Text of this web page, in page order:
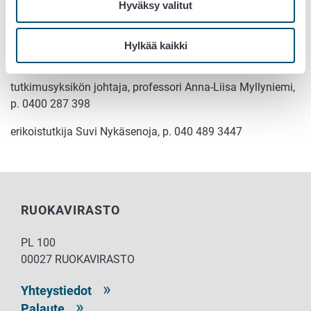
Hyväksy valitut
Hylkää kaikki
Usein kysyttyä ESBL:stä(Ruokavirasto)
tutkimusyksikön johtaja, professori Anna-Liisa Myllyniemi,
p. 0400 287 398
erikoistutkija Suvi Nykäsenoja, p. 040 489 3447
RUOKAVIRASTO
PL 100
00027 RUOKAVIRASTO
Yhteystiedot